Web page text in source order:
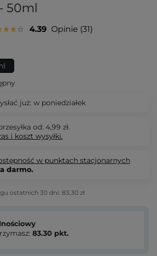
50ml
4.39 Opinie 31
już: w poniedziałek
od: 4,99 zł.
i koszt wysyłki.
w punktach stacjonarnych
darmo.
ostatnich 30 dni: 83,30 zł
83.30 pkt.